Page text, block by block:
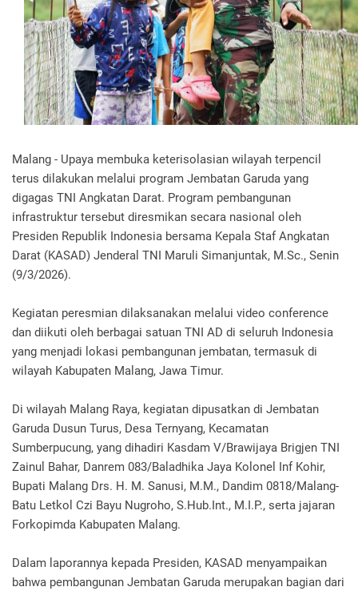
Malang - Upaya membuka keterisolasian wilayah terpencil
terus dilakukan melalui program Jembatan Garuda yang
digagas TNI Angkatan Darat. Program pembangunan
infrastruktur tersebut diresmikan secara nasional oleh
Presiden Republik Indonesia bersama Kepala Staf Angkatan
Darat (KASAD) Jenderal TNI Maruli Simanjuntak, M.Sc., Senin
(9/3/2026).
Kegiatan peresmian dilaksanakan melalui video conference
dan diikuti oleh berbagai satuan TNI AD di seluruh Indonesia
yang menjadi lokasi pembangunan jembatan, termasuk di
wilayah Kabupaten Malang, Jawa Timur.
Di wilayah Malang Raya, kegiatan dipusatkan di Jembatan
Garuda Dusun Turus, Desa Ternyang, Kecamatan
Sumberpucung, yang dihadiri Kasdam V/Brawijaya Brigjen TNI
Zainul Bahar, Danrem 083/Baladhika Jaya Kolonel Inf Kohir,
Bupati Malang Drs. H. M. Sanusi, M.M., Dandim 0818/Malang-
Batu Letkol Czi Bayu Nugroho, S.Hub.Int., M.I.P., serta jajaran
Forkopimda Kabupaten Malang.
Dalam laporannya kepada Presiden, KASAD menyampaikan
bahwa pembangunan Jembatan Garuda merupakan bagian dari